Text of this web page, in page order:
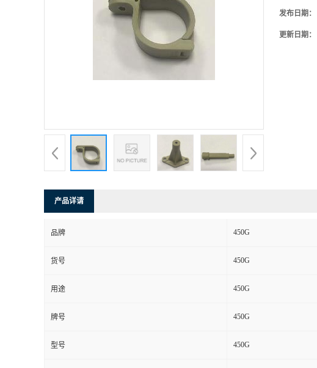
发布日期：
更新日期：
产品详请
品牌 450G
货号 450G
用途 450G
牌号 450G
型号 450G